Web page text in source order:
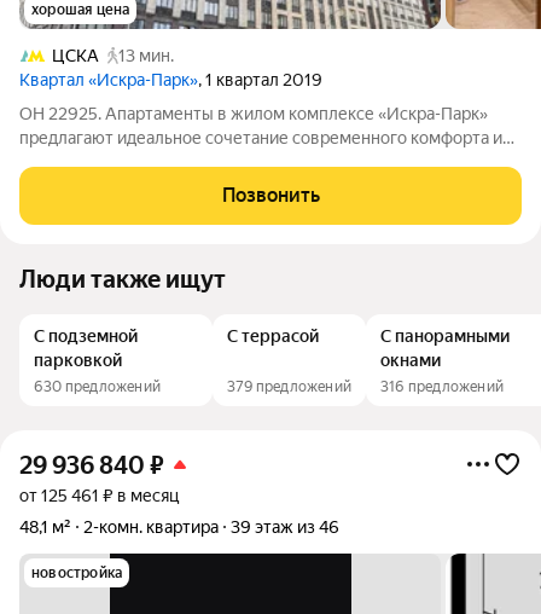
хорошая цена
ЦСКА
13 мин.
Квартал «Искра-Парк», 1 квартал 2019
ОН 22925. Апартаменты в жилом комплексе «Искра-Парк»
предлагают идеальное сочетание современного комфорта и
делают этот вариант привлекательным для вас выбором: -
Общая площадь помещения
Позвонить
Люди также ищут
С подземной
парковкой
630 предложений
С террасой
379 предложений
С панорамными
окнами
316 предложений
29 936 840 ₽
от 125 461 ₽ в месяц
48,1 м²
2-комн. квартира 39 этаж из 46
новостройка